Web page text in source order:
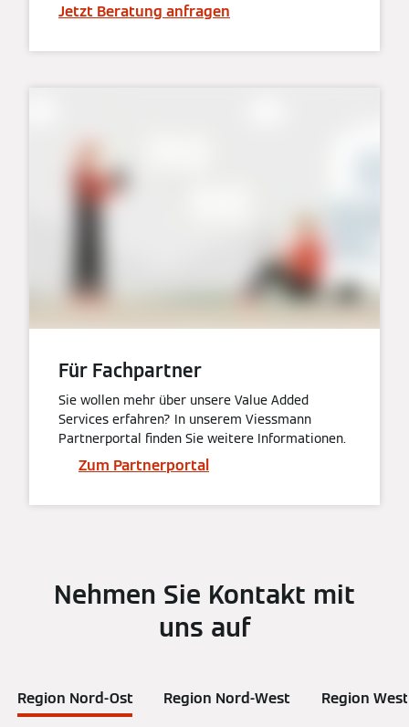
Jetzt Beratung anfragen
Für Fachpartner
Sie wollen mehr über unsere Value Added
Services erfahren? In unserem Viessmann
Partnerportal finden Sie weitere Informationen.
Zum Partnerportal
Nehmen Sie Kontakt mit
uns auf
Region Nord-Ost Region Nord-West Region West